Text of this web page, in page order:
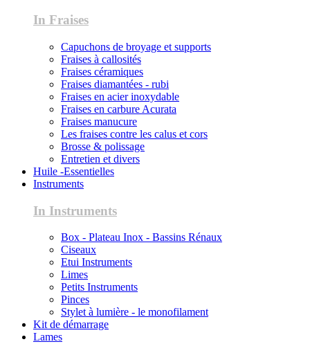
In Fraises
Capuchons de broyage et supports
Fraises à callosités
Fraises céramiques
Fraises diamantées - rubi
Fraises en acier inoxydable
Fraises en carbure Acurata
Fraises manucure
Les fraises contre les calus et cors
Brosse & polissage
Entretien et divers
Huile -Essentielles
Instruments
In Instruments
Box - Plateau Inox - Bassins Rénaux
Ciseaux
Etui Instruments
Limes
Petits Instruments
Pinces
Stylet à lumière - le monofilament
Kit de démarrage
Lames